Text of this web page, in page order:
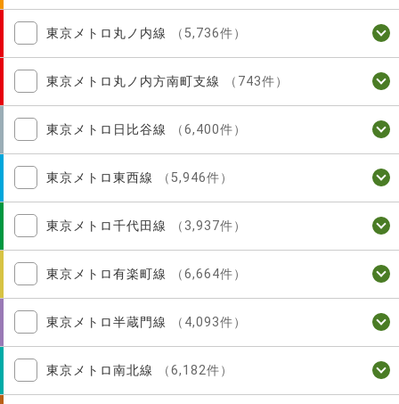
東京メトロ丸ノ内線 （5,736件）
東京メトロ丸ノ内方南町支線 （743件）
東京メトロ日比谷線 （6,400件）
東京メトロ東西線 （5,946件）
東京メトロ千代田線 （3,937件）
東京メトロ有楽町線 （6,664件）
東京メトロ半蔵門線 （4,093件）
東京メトロ南北線 （6,182件）